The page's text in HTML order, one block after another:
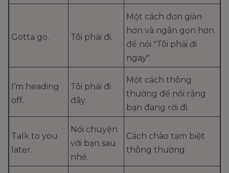
Gotta go. Tôi phải đi.
Một cách đơn giản
hơn và ngắn gọn hơn
để nói "Tôi phải đi
ngay".
I’m heading
off.
Tôi phải đi
đây.
Một cách thông
thường để nói rằng
bạn đang rời đi.
Talk to you
later.
Nói chuyện
với bạn sau
nhé.
Cách chào tạm biệt
thông thường